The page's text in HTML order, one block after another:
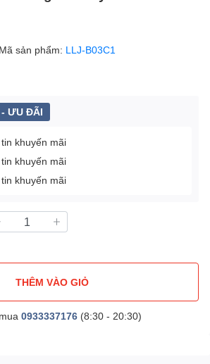
Mã sản phẩm: LLJ-B03C1
- ƯU ĐÃI
khuyến mãi
khuyến mãi
khuyến mãi
THÊM VÀO GIỎ
0933337176(8:30 - 20:30)